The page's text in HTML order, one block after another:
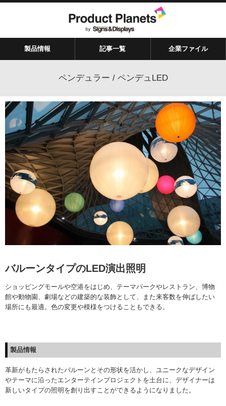
製品情報 記事一覧 企業ファイル
ペンデュラー / ペンデュLED
バルーンタイプのLED演出照明
ショッピングモールや空港をはじめ、テーマパークやレストラン、博物
館や動物園、劇場などの建築的な装飾として、また来客数を伸ばしたい
場所にも最適。色の変更や模様をつけることもできる。
製品情報
革新がもたらされたバルーンとその形状を活かし、ユニークなデザイン
やテーマに沿ったエンターテインプロジェクトを土台に、デザイナーは
新しいタイプの照明を創り出すことができるようになりました。